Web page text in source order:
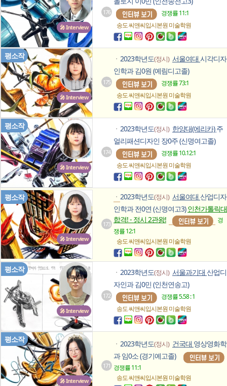
🎤 Interview
176
경쟁률 11:1
송도 씨앤씨입시본원미술학원
🎤 Interview
평소작
175
ㆍ 2023학년도(정시) 서울여대 시각디자
인학과 김0원 (예림디고졸)
경쟁률 73:1
송도 씨앤씨입시본원미술학원
🎤 Interview
평소작
174
ㆍ 2023학년도(정시) 한양대(에리카)주
얼리패션디자인 장0주 (신명여고졸)
경쟁률 10.12:1
송도 씨앤씨입시본원미술학원
🎤 Interview
평소작
173
ㆍ 2023학년도(정시) 서울여대 산업디자
인학과 전0연 (신명여고3)인천가톨릭대
합격! - 정시 2관왕!
경
쟁률 12:1
송도 씨앤씨입시본원미술학원
🎤 Interview
평소작
172
ㆍ 2023학년도(정시) 서울과기대 산업디
자인과 김0민 (인천연송고)
경쟁률 5.58 : 1
송도 씨앤씨입시본원미술학원
🎤 Interview
평소작
171
ㆍ 2023학년도(정시) 건국대 영상영화학
과 임0소 (경기예고졸)
경쟁률 11:1
송도 씨앤씨입시본원미술학원